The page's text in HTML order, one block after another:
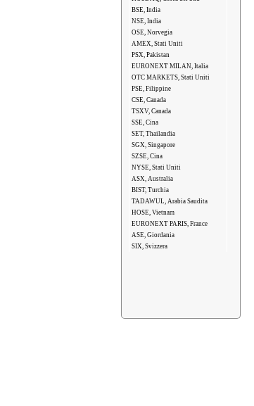
BSE, India
NSE, India
OSE, Norvegia
AMEX, Stati Uniti
PSX, Pakistan
EURONEXT MILAN, Italia
OTC MARKETS, Stati Uniti
PSE, Filippine
CSE, Canada
TSXV, Canada
SSE, Cina
SET, Thailandia
SGX, Singapore
SZSE, Cina
NYSE, Stati Uniti
ASX, Australia
BIST, Turchia
TADAWUL, Arabia Saudita
HOSE, Vietnam
EURONEXT PARIS, France
ASE, Giordania
SIX, Svizzera